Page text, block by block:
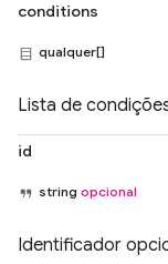
conditions
qualquer[]
Lista de
id
string opcional
Identificador